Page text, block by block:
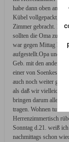
habe dann oben an zu
Kübel vollgepackt,
Zimmer gebracht. Eva
sollten die Oma zu
war gegen Mittag hier
aufgestellt.Opa und
Geb. mit den anderen
einer von Soenkes
auch noch weiter
als daß wir vielleicht
bringen darum alles
tragen. Wohnen tun
Herrenzimmertisch
Sonntag d.21. weiß
nachmittags schon